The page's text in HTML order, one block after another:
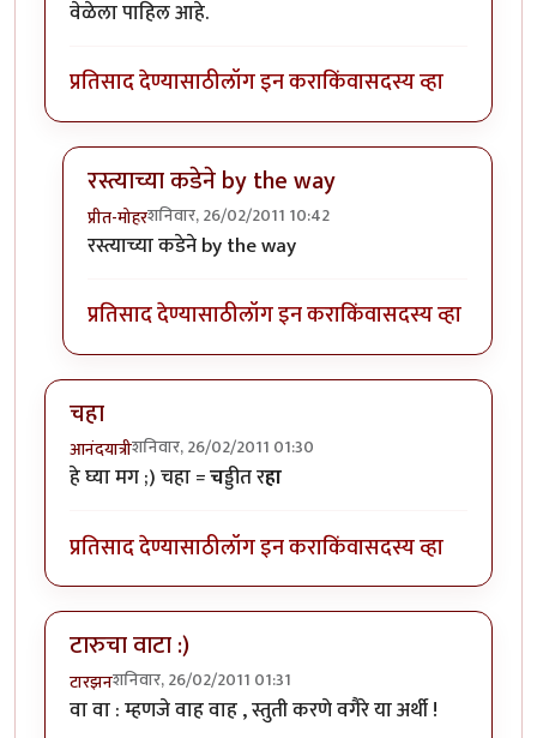
वेळेला पाहिल आहे.
प्रतिसाद देण्यासाठीलॉग इन कराकिंवासदस्य व्हा
रस्त्याच्या कडेने by the way
प्रीत-मोहरशनिवार, 26/02/2011 10:42
In reply toपुलेशु म्हणजे पुढील लेखनासाठी शुभेच्छा??
रस्त्याच्या कडेने by the way
प्रतिसाद देण्यासाठीलॉग इन कराकिंवासदस्य व्हा
चहा
आनंदयात्रीशनिवार, 26/02/2011 01:30
हे घ्या मग ;) चहा =चड्डीत रहा
प्रतिसाद देण्यासाठीलॉग इन कराकिंवासदस्य व्हा
टारुचा वाटा :)
टारझनशनिवार, 26/02/2011 01:31
वा वा : म्हणजे वाह वाह , स्तुती करणे वगैरे या अर्थी !